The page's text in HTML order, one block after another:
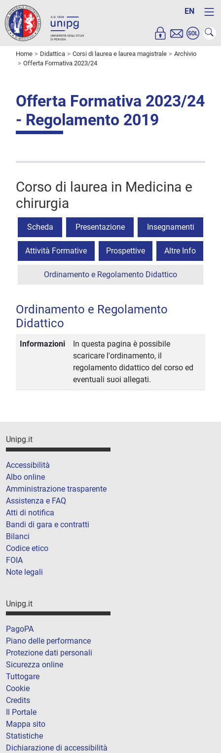
EN
Home Didattica Corsi di laurea e laurea magistrale
Archivio
Offerta Formativa 2023/24
Offerta Formativa 2023/24
- Regolamento 2019
Corso di laurea in Medicina e
chirurgia
Scheda Presentazione Insegnamenti
Attività Formative Prospettive Altre Info
Ordinamento e Regolamento Didattico
Ordinamento e Regolamento
Didattico
Informazioni
In questa pagina è possibile
scaricare l'ordinamento, il
regolamento didattico del corso ed
eventuali suoi allegati.
Unipg.it
Accessibilità
Albo online
Amministrazione trasparente
Assistenza e FAQ
Atti di notifica
Bandi di gara e contratti
Bilanci
Codice etico
FOIA
Note legali
Unipg.it
PagoPA
Piano delle performance
Protezione dati personali
Sicurezza online
Tuttogare
Cookie
Credits
Il Portale
Mappa sito
Statistiche
Dichiarazione di accessibilità